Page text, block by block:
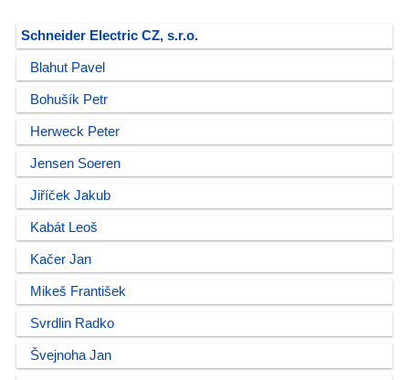
Schneider Electric CZ, s.r.o.
Blahut Pavel
Bohušík Petr
Herweck Peter
Jensen Soeren
Jiříček Jakub
Kabát Leoš
Kačer Jan
Mikeš František
Svrdlin Radko
Švejnoha Jan